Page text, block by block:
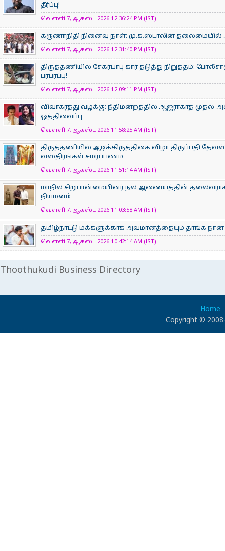
தீர்ப்பு!
வெள்ளி 7, ஆகஸ்ட் 2026 12:36:24 PM (IST)
கருணாநிதி நினைவு நாள்: மு.க.ஸ்டாலின்
வெள்ளி 7, ஆகஸ்ட் 2026 12:31:40 PM (IST)
திருத்தணியில் சேகர்பாபு கார் தடுத்து நிறுத்தம்:
பரபரப்பு!
வெள்ளி 7, ஆகஸ்ட் 2026 12:09:11 PM (IST)
விவாகரத்து வழக்கு: நீதிமன்றத்தில் ஆஜராகாத முதல்-
ஒத்திவைப்பு
வெள்ளி 7, ஆகஸ்ட் 2026 11:58:25 AM (IST)
திருத்தணியில் ஆடிக்கிருத்திகை விழா திருப்பதி
வஸ்திரங்கள் சமர்ப்பணம்
வெள்ளி 7, ஆகஸ்ட் 2026 11:51:14 AM (IST)
மாநில சிறுபான்மையினர் நல ஆணையத்தின்
நியமனம்
வெள்ளி 7, ஆகஸ்ட் 2026 11:03:58 AM (IST)
தமிழ்நாட்டு மக்களுக்காக அவமானத்தையும் தாங்க நான்
வெள்ளி 7, ஆகஸ்ட் 2026 10:42:14 AM (IST)
Thoothukudi Business Directory
Home
Copyright ©